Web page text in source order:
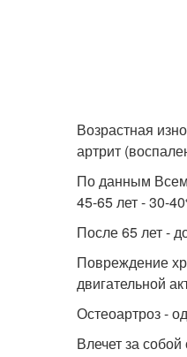
Возрастная
артрит
По данным
45-65 лет - 30-
После 65 лет -
Повреждение
двигательной
Остеоартроз -
Влечет за